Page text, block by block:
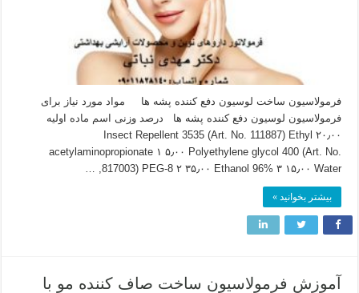
فرمولاسیون ساخت لوسیون دفع کننده پشه ها مواد مورد نیاز برای
فرمولاسیون لوسیون دفع کننده پشه ها درصد وزنی اسم ماده اولیه
۲۰٫۰۰ Insect Repellent 3535 (Art. No. 111887) Ethyl
acetylaminopropionate ۱ ۵٫۰۰ Polyethylene glycol 400 (Art. No.
817003) PEG-8 ۲ ۳۵٫۰۰ Ethanol 96% ۳ ۱۵٫۰۰ Water, …
بیشتر بخوانید »
آموزش فرمولاسیون ساخت صاف کننده مو با